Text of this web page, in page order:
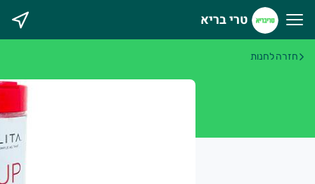
טרי בריאטרי בריא
חזרה לחנות